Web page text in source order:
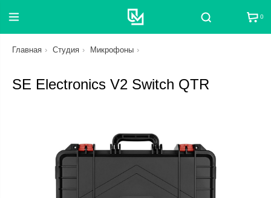
Поиск 0
Главная Студия Микрофоны
SE Electronics V2 Switch QTR